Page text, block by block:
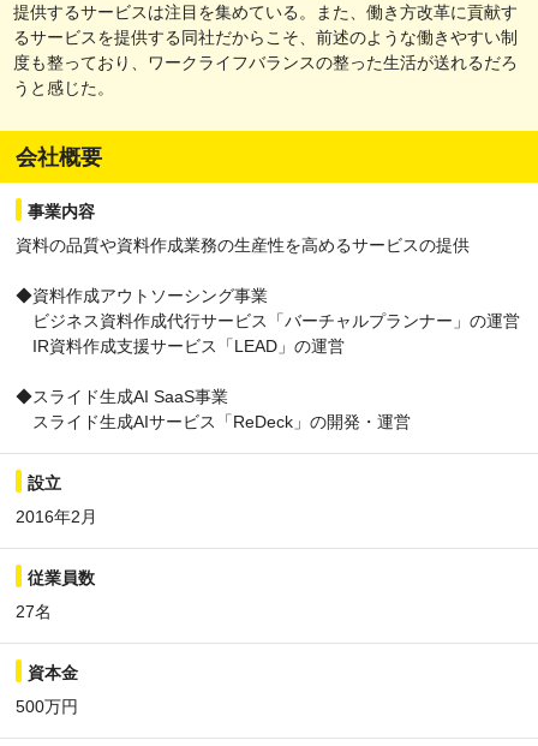
提供するサービスは注目を集めている。また、働き方改革に貢献す
るサービスを提供する同社だからこそ、前述のような働きやすい制
度も整っており、ワークライフバランスの整った生活が送れるだろ
うと感じた。
会社概要
事業内容
資料の品質や資料作成業務の生産性を高めるサービスの提供
◆資料作成アウトソーシング事業
ビジネス資料作成代行サービス「バーチャルプランナー」の運営
IR資料作成支援サービス「LEAD」の運営
◆スライド生成AI SaaS事業
スライド生成AIサービス「ReDeck」の開発・運営
設立
2016年2月
従業員数
27名
資本金
500万円